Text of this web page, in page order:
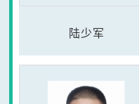
陆少军